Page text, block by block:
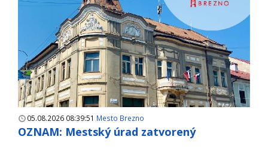
05.08.2026 08:39:51 Mesto Brezno
OZNAM: Mestský úrad zatvorený